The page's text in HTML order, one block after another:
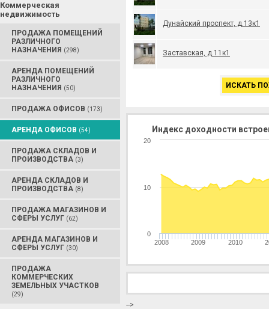
Коммерческая
недвижимость
ПРОДАЖА ПОМЕЩЕНИЙ
РАЗЛИЧНОГО
НАЗНАЧЕНИЯ (298)
АРЕНДА ПОМЕЩЕНИЙ
РАЗЛИЧНОГО
НАЗНАЧЕНИЯ (50)
ПРОДАЖА ОФИСОВ (173)
АРЕНДА ОФИСОВ (54)
ПРОДАЖА СКЛАДОВ И
ПРОИЗВОДСТВА (3)
АРЕНДА СКЛАДОВ И
ПРОИЗВОДСТВА (8)
ПРОДАЖА МАГАЗИНОВ И
СФЕРЫ УСЛУГ (62)
АРЕНДА МАГАЗИНОВ И
СФЕРЫ УСЛУГ (30)
ПРОДАЖА
КОММЕРЧЕСКИХ
ЗЕМЕЛЬНЫХ УЧАСТКОВ
(29)
Дунайский проспект, д.13к1
Заставская, д.11к1
ИСКАТЬ
Индекс доходности
2008 2009 2010
0
10
20
-->